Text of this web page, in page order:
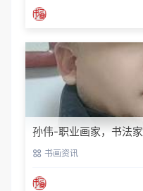
孙伟-职业画家，书法家
书画资讯